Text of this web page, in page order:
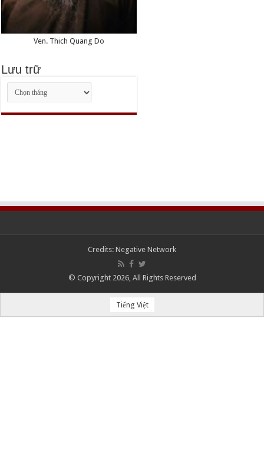
Ven. Thich Quang Do
Lưu trữ
Lưu
trữ
Credits: Negative Network
© Copyright 2026, All Rights Reserved
Tiếng Việt